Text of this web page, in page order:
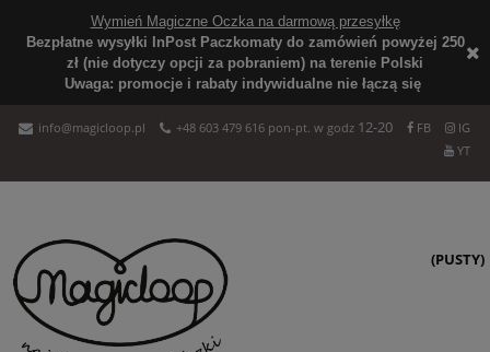
Wymień Magiczne Oczka na darmową przesyłkę
Bezpłatne wysyłki InPost Paczkomaty do zamówień powyżej 250
zł (nie dotyczy opcji za pobraniem) na terenie Polski
Uwaga: promocje i rabaty indywidualne nie łączą się
info@magicloop.pl +48 603 479 616 pon-pt. w godz 12-20 FB
IG
YT
(PUSTY)